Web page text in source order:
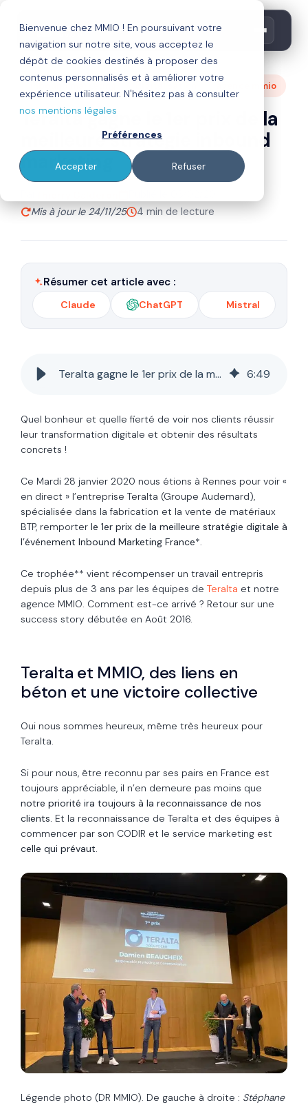
Bienvenue chez MMIO ! En poursuivant votre
navigation sur notre site, vous acceptez le
dépôt de cookies destinés à proposer des
contenus personnalisés et à améliorer votre
expérience utilisateur. N'hésitez pas à consulter
nos mentions légales
Préférences
Accepter Refuser
inbound marketing agence mmio
Teralta gagne le 1er prix de la
meilleure stratégie inbound
marketing
Mis à jour le 24/11/25
4 min de lecture
Résumer cet article avec :
Claude ChatGPT Mistral
Teralta gagne le 1er prix de la meilleure stratégie inbound marketing 6:49
Quel bonheur et quelle fierté de voir nos clients réussir
leur transformation digitale et obtenir des résultats
concrets !
Ce Mardi 28 janvier 2020 nous étions à Rennes pour voir «
en direct » l’entreprise Teralta (Groupe Audemard),
spécialisée dans la fabrication et la vente de matériaux
BTP, remporter le 1er prix de la meilleure stratégie digitale à
l’événement Inbound Marketing France*.
Ce trophée** vient récompenser un travail entrepris
depuis plus de 3 ans par les équipes de Teralta et notre
agence MMIO. Comment est-ce arrivé ? Retour sur une
success story débutée en Août 2016.
Teralta et MMIO, des liens en
béton et une victoire collective
Oui nous sommes heureux, même très heureux pour
Teralta.
Si pour nous, être reconnu par ses pairs en France est
toujours appréciable, il n’en demeure pas moins que
notre priorité ira toujours à la reconnaissance de nos
clients. Et la reconnaissance de Teralta et des équipes à
commencer par son CODIR et le service marketing est
celle qui prévaut.
Légende photo (DR MMIO). De gauche à droite : Stéphane